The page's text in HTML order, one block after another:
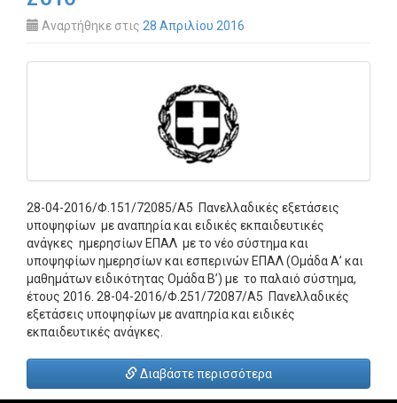
Αναρτήθηκε στις 28 Απριλίου 2016
28-04-2016/Φ.151/72085/Α5 Πανελλαδικές εξετάσεις
υποψηφίων με αναπηρία και ειδικές εκπαιδευτικές
ανάγκες ημερησίων ΕΠΑΛ με το νέο σύστημα και
υποψηφίων ημερησίων και εσπερινών ΕΠΑΛ (Ομάδα Α’ και
μαθημάτων ειδικότητας Ομάδα Β’) με το παλαιό σύστημα,
έτους 2016. 28-04-2016/Φ.251/72087/Α5 Πανελλαδικές
εξετάσεις υποψηφίων με αναπηρία και ειδικές
εκπαιδευτικές ανάγκες.
Διαβάστε περισσότερα